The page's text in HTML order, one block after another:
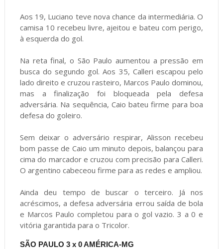
Aos 19, Luciano teve nova chance da intermediária. O
camisa 10 recebeu livre, ajeitou e bateu com perigo,
à esquerda do gol.
Na reta final, o São Paulo aumentou a pressão em
busca do segundo gol. Aos 35, Calleri escapou pelo
lado direito e cruzou rasteiro, Marcos Paulo dominou,
mas a finalização foi bloqueada pela defesa
adversária. Na sequência, Caio bateu firme para boa
defesa do goleiro.
Sem deixar o adversário respirar, Alisson recebeu
bom passe de Caio um minuto depois, balançou para
cima do marcador e cruzou com precisão para Calleri.
O argentino cabeceou firme para as redes e ampliou.
Ainda deu tempo de buscar o terceiro. Já nos
acréscimos, a defesa adversária errou saída de bola
e Marcos Paulo completou para o gol vazio. 3 a 0 e
vitória garantida para o Tricolor.
SÃO PAULO 3 x 0 AMÉRICA-MG